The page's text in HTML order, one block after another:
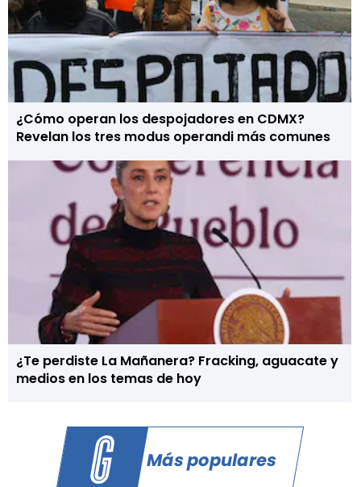
¿Cómo operan los despojadores en CDMX?
Revelan los tres modus operandi más comunes
¿Te perdiste La Mañanera? Fracking, aguacate y
medios en los temas de hoy
Más populares